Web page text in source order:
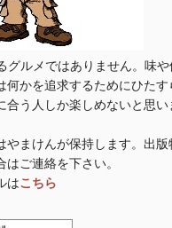
グルメではありません。味
何かを追求するためにひた
合う人しか楽しめないと思い
やまけんが保持します。出
ご連絡を下さい。
はこちら